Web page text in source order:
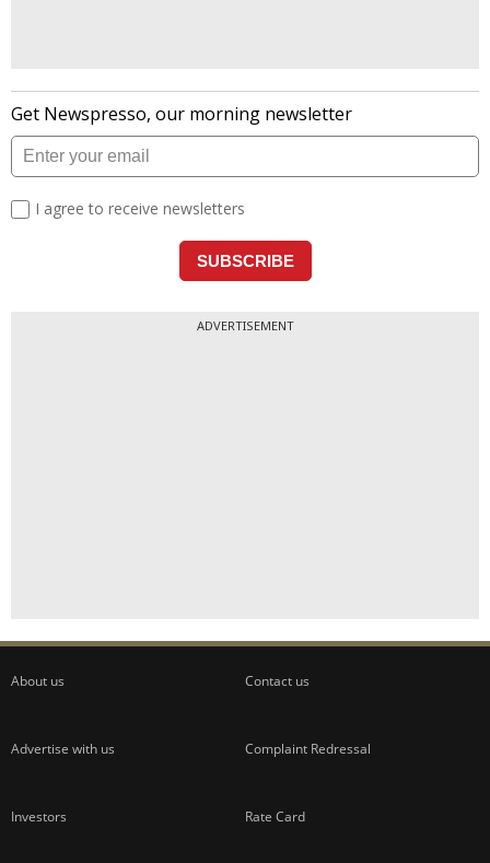
ADVERTISEMENT
About us Contact us
Advertise with us Complaint Redressal
Investors Rate Card